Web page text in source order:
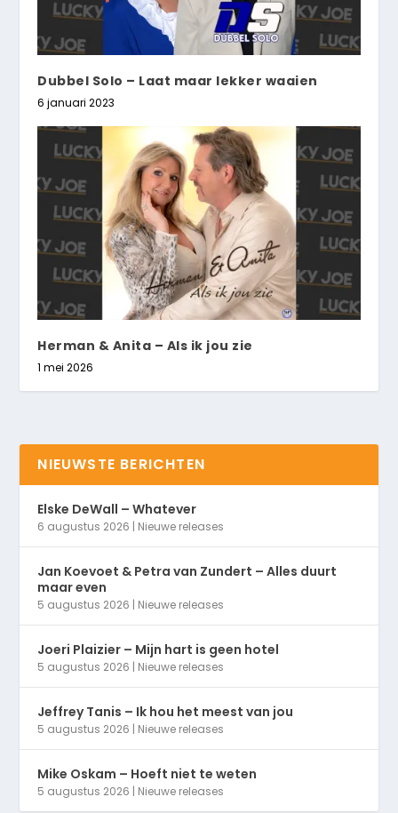
Dubbel Solo – Laat maar lekker waaien
6 januari 2023
Herman & Anita – Als ik jou zie
1 mei 2026
NIEUWSTE BERICHTEN
Elske DeWall – Whatever
6 augustus 2026 | Nieuwe releases
Jan Koevoet & Petra van Zundert – Alles duurt
maar even
5 augustus 2026 | Nieuwe releases
Joeri Plaizier – Mijn hart is geen hotel
5 augustus 2026 | Nieuwe releases
Jeffrey Tanis – Ik hou het meest van jou
5 augustus 2026 | Nieuwe releases
Mike Oskam – Hoeft niet te weten
5 augustus 2026 | Nieuwe releases